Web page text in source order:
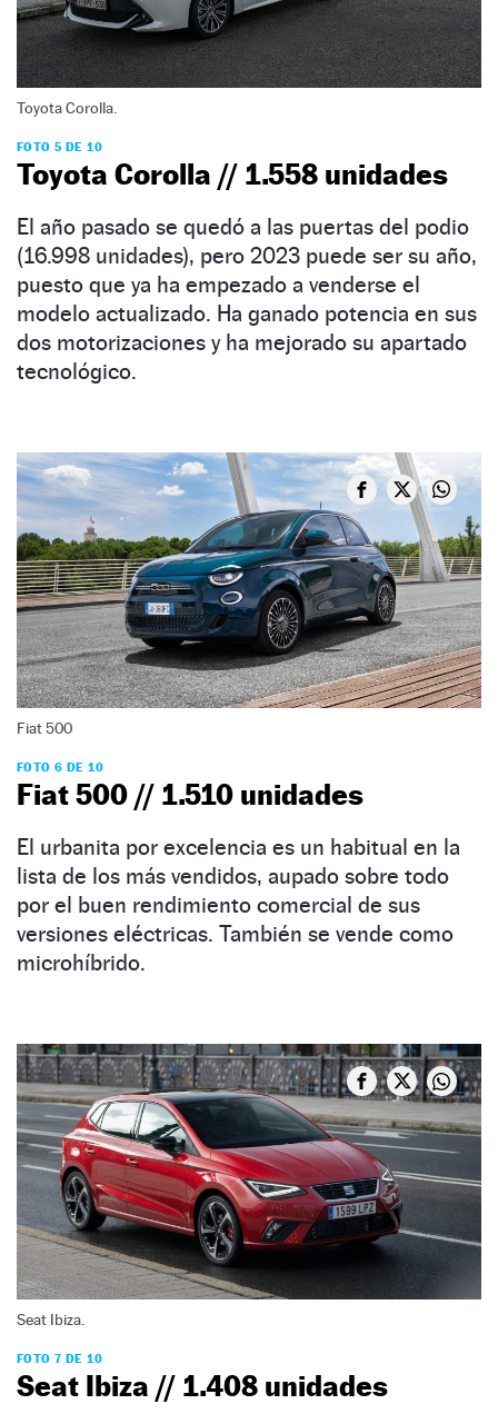
Toyota Corolla.
FOTO 5 DE 10
Toyota Corolla // 1.558 unidades
El año pasado se quedó a las puertas del podio
(16.998 unidades), pero 2023 puede ser su año,
puesto que ya ha empezado a venderse el
modelo actualizado. Ha ganado potencia en sus
dos motorizaciones y ha mejorado su apartado
tecnológico.
Fiat 500
FOTO 6 DE 10
Fiat 500 // 1.510 unidades
El urbanita por excelencia es un habitual en la
lista de los más vendidos, aupado sobre todo
por el buen rendimiento comercial de sus
versiones eléctricas. También se vende como
microhíbrido.
Seat Ibiza.
FOTO 7 DE 10
Seat Ibiza // 1.408 unidades